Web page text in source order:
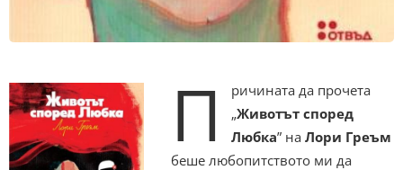
П
ричината да прочета
„Животът според
Любка” на Лори Греъм
беше любопитството ми да